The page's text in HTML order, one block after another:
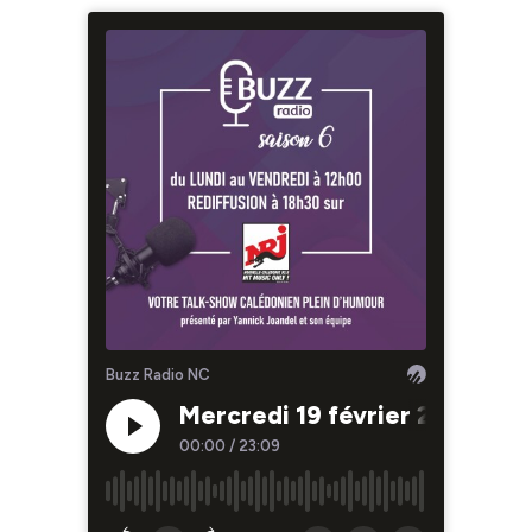
Buzz Radio NC
Mercredi 19 février 2025
00:00 / 23:09